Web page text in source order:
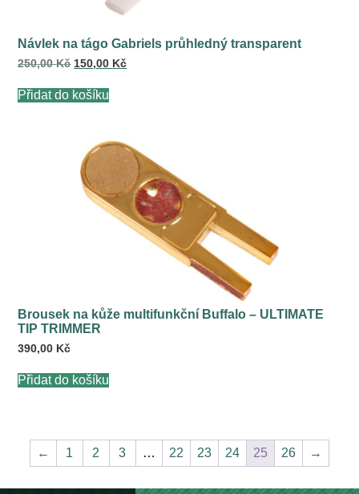
Návlek na tágo Gabriels průhledný transparent
250,00Kč Původní
byla:
250,00 Kč.
150,00 KčAktuální
Přidat do košíku
Brousek na kůže multifunkční Buffalo – ULTIMATE
TIP TRIMMER
390,00 Kč
Přidat do košíku
← 1 2 3 … 22 23 24 25 26 →